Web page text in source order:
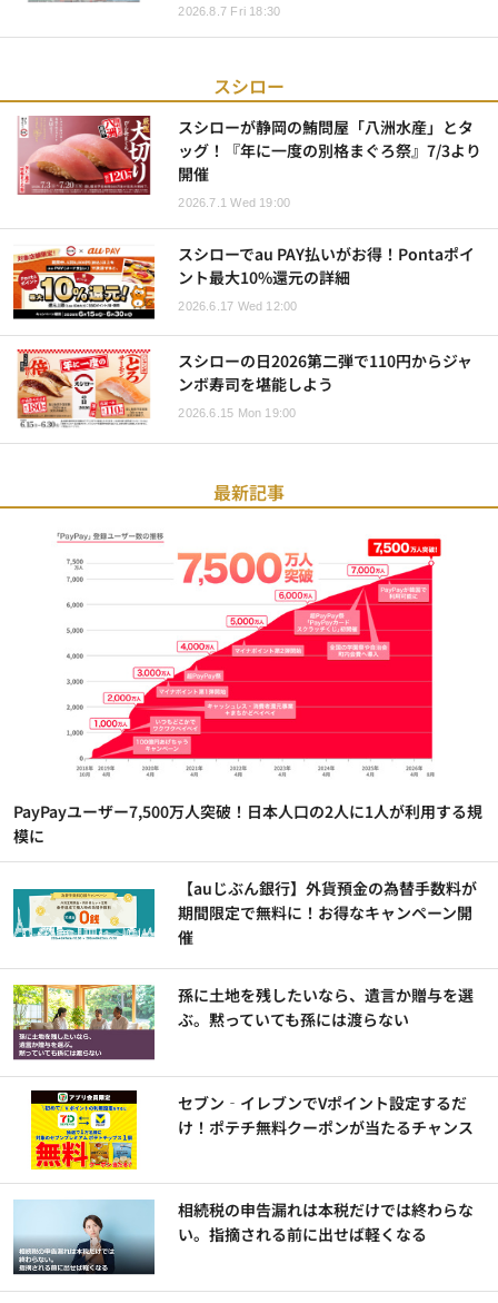
2026.8.7 Fri 18:30
スシロー
スシローが静岡の鮪問屋「八洲水産」とタ
ッグ！『年に一度の別格まぐろ祭』7/3より
開催
2026.7.1 Wed 19:00
スシローでau PAY払いがお得！Pontaポイ
ント最大10%還元の詳細
2026.6.17 Wed 12:00
スシローの日2026第二弾で110円からジャ
ンボ寿司を堪能しよう
2026.6.15 Mon 19:00
最新記事
PayPayユーザー7,500万人突破！日本人口の2人に1人が利用する規
模に
【auじぶん銀行】外貨預金の為替手数料が
期間限定で無料に！お得なキャンペーン開
催
孫に土地を残したいなら、遺言か贈与を選
ぶ。黙っていても孫には渡らない
セブン‐イレブンでVポイント設定するだ
け！ポテチ無料クーポンが当たるチャンス
相続税の申告漏れは本税だけでは終わらな
い。指摘される前に出せば軽くなる